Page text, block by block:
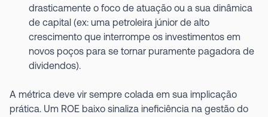
drasticamente o foco de atuação ou a sua dinâmica
de capital (ex: uma petroleira júnior de alto
crescimento que interrompe os investimentos em
novos poços para se tornar puramente pagadora de
dividendos).
A métrica deve vir sempre colada em sua implicação
prática. Um ROE baixo sinaliza ineficiência na gestão do